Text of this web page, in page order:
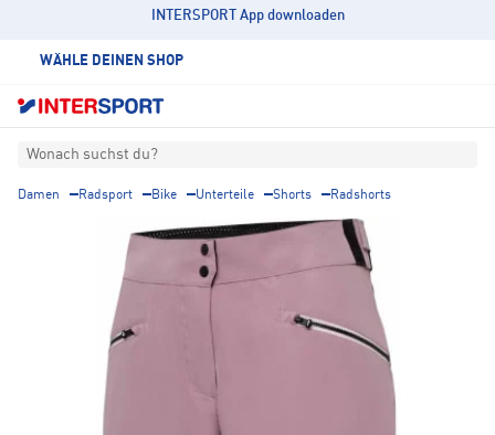
INTERSPORT App downloaden
WÄHLE DEINEN SHOP
Wonach suchst du?
Damen Radsport Bike Unterteile Shorts Radshorts